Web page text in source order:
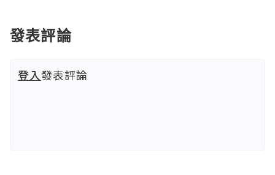
發表評論
登入發表評論